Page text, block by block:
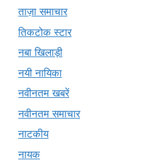
ताज़ा समाचार
तिकटोक स्टार
नबा खिलाड़ी
नयी नायिका
नवीनतम खबरें
नवीनतम समाचार
नाटकीय
नायक